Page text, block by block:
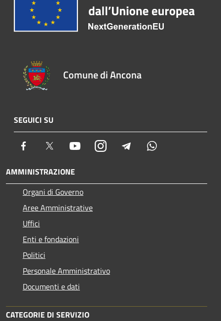
Comune di Ancona
SEGUICI SU
Facebook Twitter YoutubeInstagram Telegram
AMMINISTRAZIONE
Organi di Governo
Aree Amministrative
Uffici
Enti e fondazioni
Politici
Personale Amministrativo
Documenti e dati
CATEGORIE DI SERVIZIO